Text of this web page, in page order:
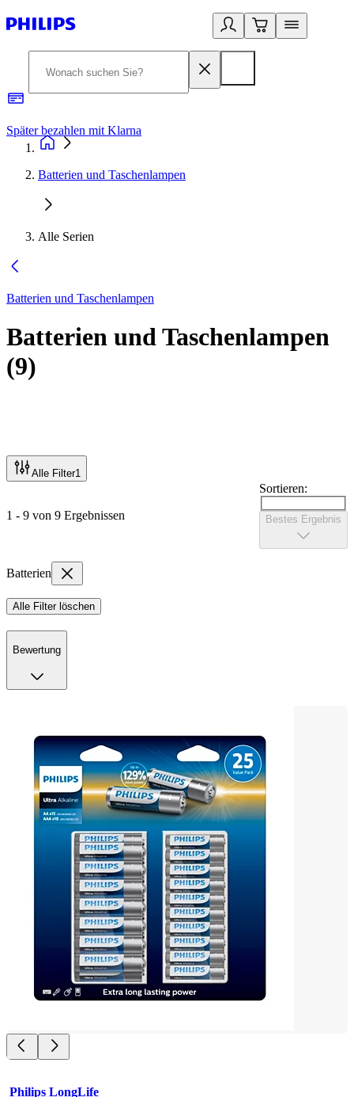
Später bezahlen mit Klarna
Batterien und Taschenlampen
Alle Serien
Batterien und Taschenlampen
Batterien und Taschenlampen
(9)
Alle Filter1
1 - 9 von 9 Ergebnissen
Sortieren:
Bestes Ergebnis
Batterien
Alle Filter löschen
Bewertung
Philips LongLife